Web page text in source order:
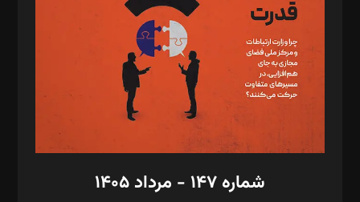
رستمی،مصطفی باستان
ویرایش: نگار استاد‌‌آقا
طراح یونیفرم: مجید توکلی
فیلمبرداری و عکاسی: امیر شفیعی، مانی لطفی زاده
گرافیک و صفحه‌آرایی: سید‌سبحان‌علی ثابت
مد‌یر توسعه تجاری: کامبیز برید‌
امور مالی: شاپور رهبری، محمد‌ کاظمی‌نیا
شماره ۱۴۷ - مرداد ۱۴۰۵